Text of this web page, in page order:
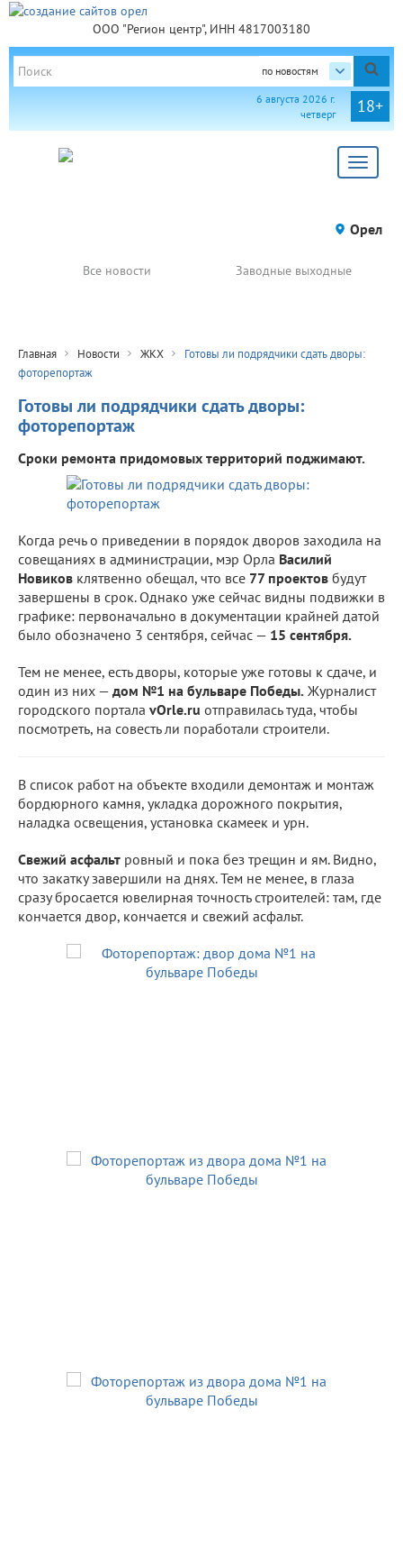
ООО "Регион центр", ИНН 4817003180
по новостям
18+
6 августа 2026 г.
четверг
Toggle
Орел
Все новости Заводные выходные
Главная Новости ЖКХ
Готовы ли подрядчики сдать дворы:
фоторепортаж
Готовы ли подрядчики сдать дворы:
фоторепортаж
Сроки ремонта придомовых территорий поджимают.
Когда речь о приведении в порядок дворов заходила на
совещаниях в администрации, мэр Орла Василий
Новиков клятвенно обещал, что все 77 проектов будут
завершены в срок. Однако уже сейчас видны подвижки в
графике: первоначально в документации крайней датой
было обозначено 3 сентября, сейчас — 15 сентября.
Тем не менее, есть дворы, которые уже готовы к сдаче, и
один из них — дом №1 на бульваре Победы. Журналист
городского портала vOrle.ru отправилась туда, чтобы
посмотреть, на совесть ли поработали строители.
В список работ на объекте входили демонтаж и монтаж
бордюрного камня, укладка дорожного покрытия,
наладка освещения, установка скамеек и урн.
Свежий асфальт ровный и пока без трещин и ям. Видно,
что закатку завершили на днях. Тем не менее, в глаза
сразу бросается ювелирная точность строителей: там, где
кончается двор, кончается и свежий асфальт.